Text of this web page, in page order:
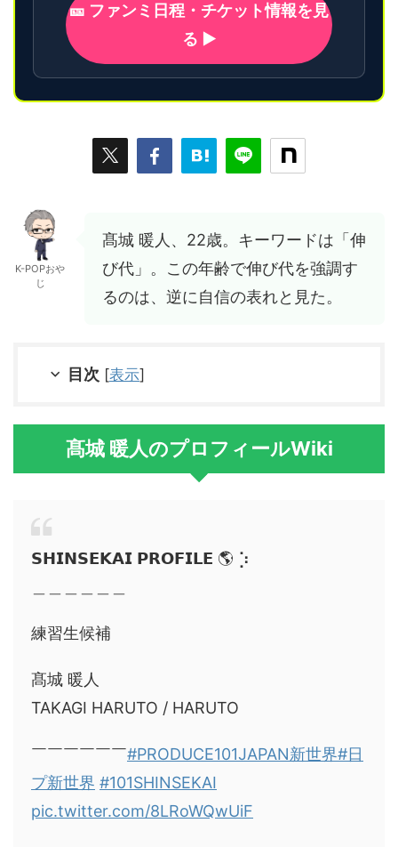
🎫 ファンミ日程・チケット情報を見
る ▶
K-POPおや
じ
髙城 暖人、22歳。キーワードは「伸
び代」。この年齢で伸び代を強調す
るのは、逆に自信の表れと見た。
目次 [表示]
髙城 暖人のプロフィールWiki
𝗦𝗛𝗜𝗡𝗦𝗘𝗞𝗔𝗜 𝗣𝗥𝗢𝗙𝗜𝗟𝗘 🌎 ⡱
練習生候補
髙城 暖人
TAKAGI HARUTO / HARUTO
￣￣￣￣￣￣#PRODUCE101JAPAN新世界#日
プ新世界 #101SHINSEKAI
pic.twitter.com/8LRoWQwUiF